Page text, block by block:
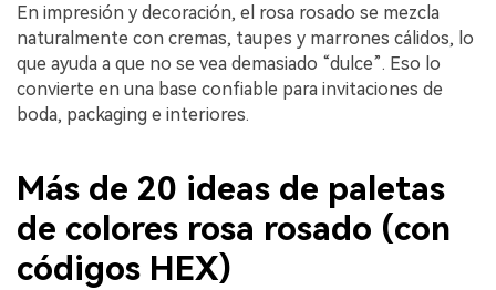
En impresión y decoración, el rosa rosado se mezcla
naturalmente con cremas, taupes y marrones cálidos, lo
que ayuda a que no se vea demasiado “dulce”. Eso lo
convierte en una base confiable para invitaciones de
boda, packaging e interiores.
Más de 20 ideas de paletas
de colores rosa rosado (con
códigos HEX)